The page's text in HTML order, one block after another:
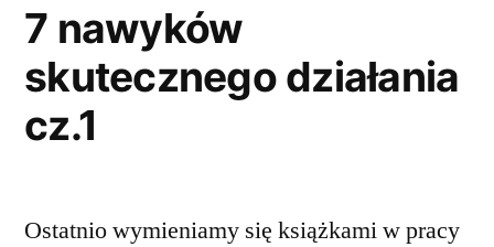
7 nawyków
skutecznego działania
cz.1
Ostatnio wymieniamy się książkami w pracy